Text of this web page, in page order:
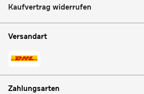
Kaufvertrag widerrufen
Versandart
Zahlungsarten